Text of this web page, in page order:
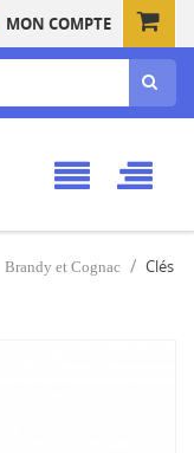
MON COMPTE
Brandy et Cognac
Clés